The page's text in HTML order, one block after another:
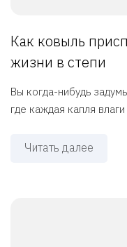
Как ковыль
жизни в степи
Вы когда-нибудь
где каждая капля влаги
Читать далее